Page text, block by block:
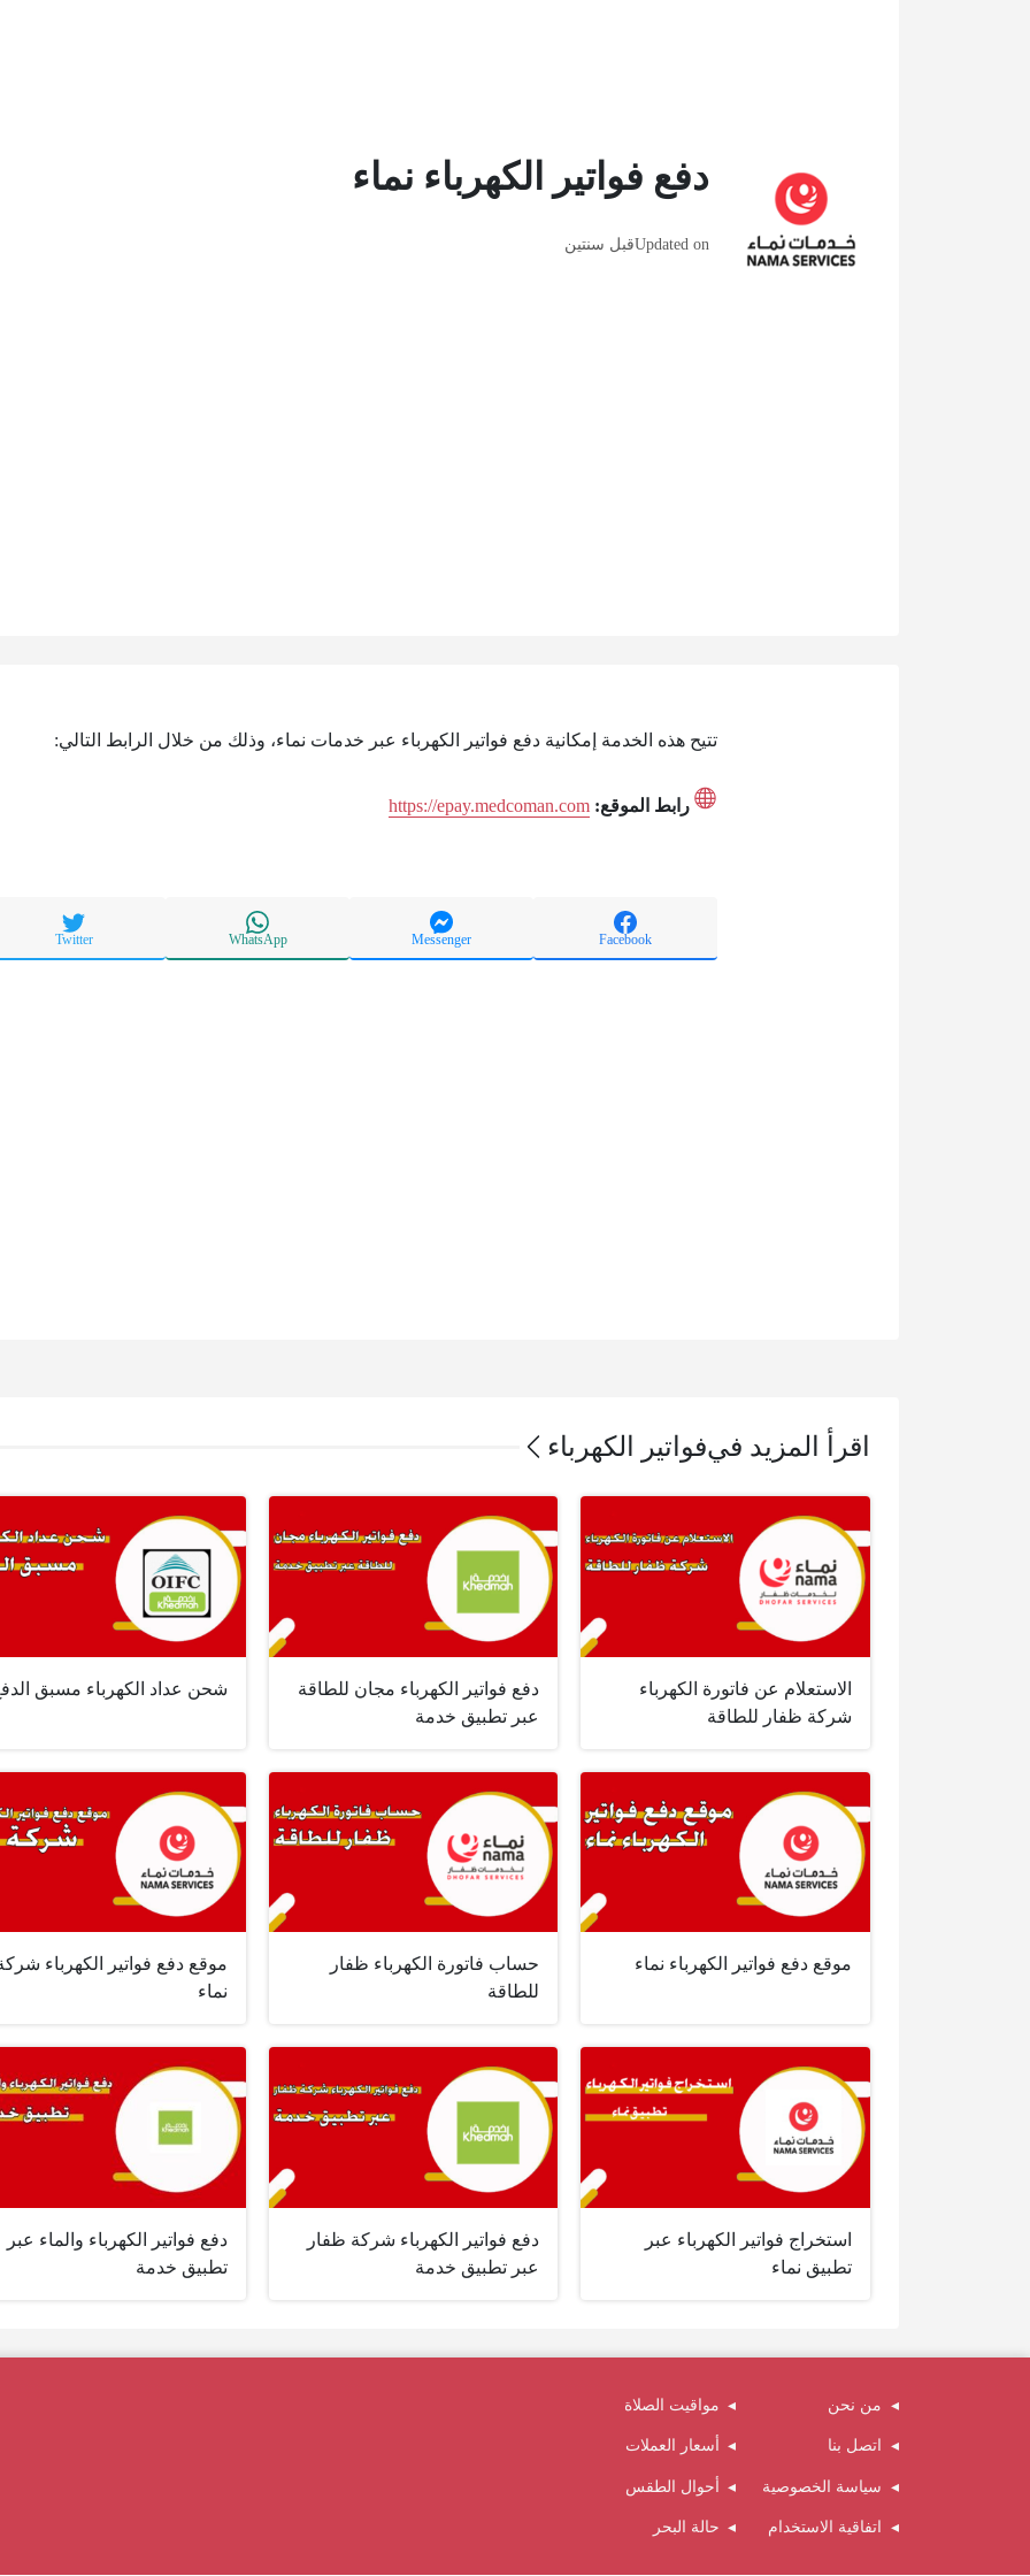
دفع فواتير الكهرباء نماء
Updated onقبل سنتين
تتيح هذه الخدمة إمكانية دفع فواتير الكهرباء عبر خدمات نماء، وذلك من خلال الرابط التالي:
رابط الموقع: https://epay.medcoman.com
Facebook
Messenger
WhatsApp
Twitter
اقرأ المزيد فيفواتير الكهرباء
الاستعلام عن فاتورة الكهرباء
شركة ظفار للطاقة
دفع فواتير الكهرباء مجان للطاقة
عبر تطبيق خدمة
شحن عداد الكهرباء مسبق
موقع دفع فواتير الكهرباء نماء
حساب فاتورة الكهرباء ظفار
للطاقة
موقع دفع فواتير الكهرباء
نماء
استخراج فواتير الكهرباء عبر
تطبيق نماء
دفع فواتير الكهرباء شركة ظفار
عبر تطبيق خدمة
دفع فواتير الكهرباء والماء عبر
تطبيق خدمة
من نحن
اتصل بنا
سياسة الخصوصية
اتفاقية الاستخدام
مواقيت الصلاة
أسعار العملات
أحوال الطقس
حالة البحر